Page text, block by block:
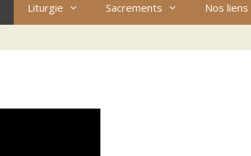
Liturgie Sacrements
Nos liens